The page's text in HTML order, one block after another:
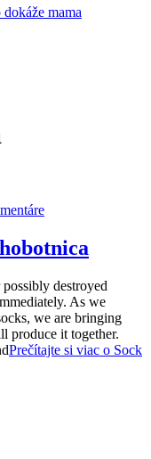
mama
destroyed
As we
we are bringing
produce it together.
Prečítajte si viac o Sock